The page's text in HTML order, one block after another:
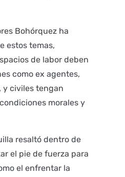
Bohórquez ha
estos temas,
de labor deben
como ex agentes,
y civiles tengan
morales y
resaltó dentro de
el pie de fuerza para
el enfrentar la